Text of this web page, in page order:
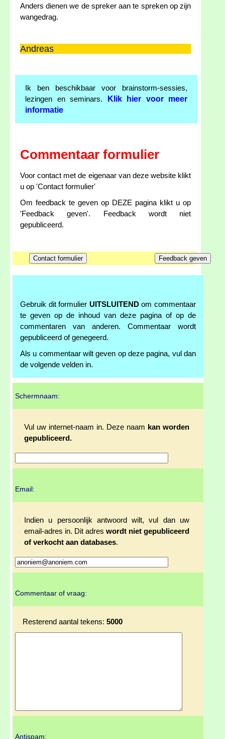
Anders dienen we de spreker aan te spreken op zijn
wangedrag.
Andreas
Ik ben beschikbaar voor brainstorm-sessies,
lezingen en seminars.
Klik hier voor meer
informatie
Commentaar formulier
Voor contact met de eigenaar van deze website klikt
u op 'Contact formulier'
Om feedback te geven op DEZE pagina klikt u op
'Feedback geven'. Feedback wordt niet
gepubliceerd.
Gebruik dit formulier UITSLUITENDom commentaar
te geven op de inhoud van deze pagina of op de
commentaren van anderen. Commentaar wordt
gepubliceerd of genegeerd.
Als u commentaar wilt geven op deze pagina, vul dan
de volgende velden in.
Schermnaam:
Vul uw internet-naam in. Deze naam kan worden
gepubliceerd.
Email:
Indien u persoonlijk antwoord wilt, vul dan uw
email-adres in. Dit adres wordt niet gepubliceerd
of verkocht aan databases.
Commentaar of vraag:
Resterend aantal tekens: 5000
Antispam: